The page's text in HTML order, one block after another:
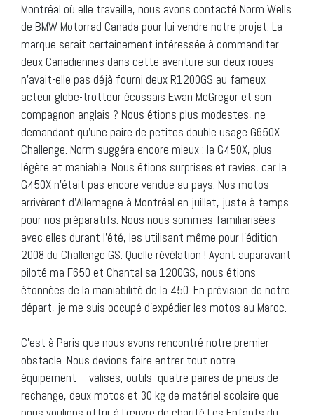
Montréal où elle travaille, nous avons contacté Norm Wells
de BMW Motorrad Canada pour lui vendre notre projet. La
marque serait certainement intéressée à commanditer
deux Canadiennes dans cette aventure sur deux roues –
n’avait-elle pas déjà fourni deux R1200GS au fameux
acteur globe-trotteur écossais Ewan McGregor et son
compagnon anglais ? Nous étions plus modestes, ne
demandant qu’une paire de petites double usage G650X
Challenge. Norm suggéra encore mieux : la G450X, plus
légère et maniable. Nous étions surprises et ravies, car la
G450X n’était pas encore vendue au pays. Nos motos
arrivèrent d’Allemagne à Montréal en juillet, juste à temps
pour nos préparatifs. Nous nous sommes familiarisées
avec elles durant l’été, les utilisant même pour l’édition
2008 du Challenge GS. Quelle révélation ! Ayant auparavant
piloté ma F650 et Chantal sa 1200GS, nous étions
étonnées de la maniabilité de la 450. En prévision de notre
départ, je me suis occupé d’expédier les motos au Maroc.
C’est à Paris que nous avons rencontré notre premier
obstacle. Nous devions faire entrer tout notre
équipement – valises, outils, quatre paires de pneus de
rechange, deux motos et 30 kg de matériel scolaire que